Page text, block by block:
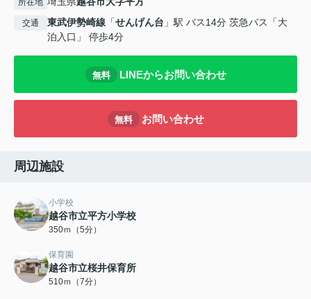
所在地
交通 東武伊勢崎線 「せんげん台 」駅 バス14分 茨急バス「大
泊入口」 停歩4分
無料 LINEからお問い合わせ
無料 お問い合わせ
周辺施設
小学校
越谷市立平方小学校
350ｍ（5分）
保育園
越谷市立桜井保育所
510ｍ（7分）